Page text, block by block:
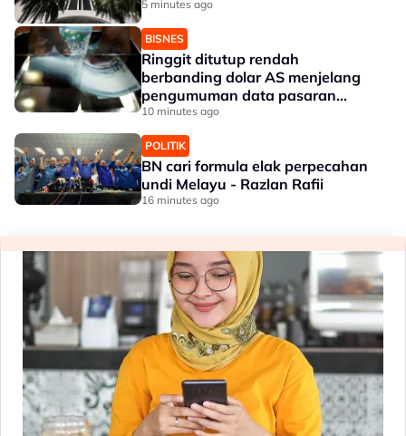
5 minutes ago
BISNES
Ringgit ditutup rendah
berbanding dolar AS menjelang
pengumuman data pasaran
buruh AS
10 minutes ago
POLITIK
BN cari formula elak perpecahan
undi Melayu - Razlan Rafii
16 minutes ago